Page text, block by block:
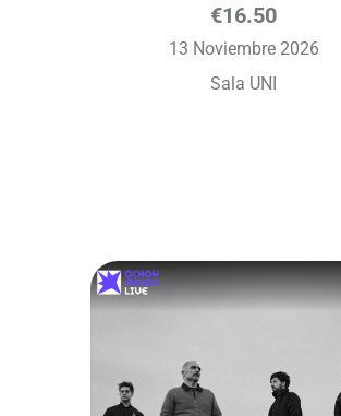
€16.50
13 Noviembre 2026
Sala UNI